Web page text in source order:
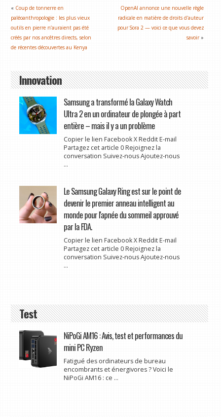
« Coup de tonnerre en
paléoanthropologie : les plus vieux
outils en pierre n’auraient pas été
créés par nos ancêtres directs, selon
de récentes découvertes au Kenya
OpenAI annonce une nouvelle règle
radicale en matière de droits d'auteur
pour Sora 2 — voici ce que vous devez
savoir »
Innovation
Samsung a transformé la Galaxy Watch
Ultra 2 en un ordinateur de plongée à part
entière – mais il y a un problème
Copier le lien Facebook X Reddit E-mail
Partagez cet article 0 Rejoignez la
conversation Suivez-nous Ajoutez-nous
...
Le Samsung Galaxy Ring est sur le point de
devenir le premier anneau intelligent au
monde pour l'apnée du sommeil approuvé
par la FDA.
Copier le lien Facebook X Reddit E-mail
Partagez cet article 0 Rejoignez la
conversation Suivez-nous Ajoutez-nous
...
Test
NiPoGi AM16 : Avis, test et performances du
mini PC Ryzen
Fatigué des ordinateurs de bureau
encombrants et énergivores ? Voici le
NiPoGi AM16 : ce ...